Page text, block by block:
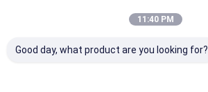
11:40 PM
Good day, what product are you looking for?